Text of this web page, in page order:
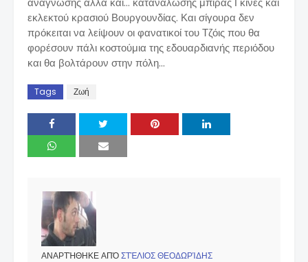
εκλεκτού κρασιού Βουργουνδίας. Και σίγουρα δεν
πρόκειται να λείψουν οι φανατικοί του Τζόις που θα
φορέσουν πάλι κοστούμια της εδουαρδιανής περιόδου
και θα βολτάρουν στην πόλη...
Tags Ζωή
ΑΝΑΡΤΉΘΗΚΕ ΑΠΌΣΤΈΛΙΟΣ ΘΕΟΔΩΡΊΔΗΣ